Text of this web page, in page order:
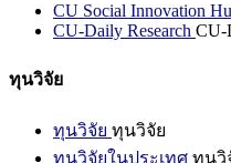
CU Social Innovation
CU-Daily Research CU-
ทุนวิจัย
ทุนวิจัย ทุนวิจัย
ทุนวิจัยในประเทศ ทุนวิ